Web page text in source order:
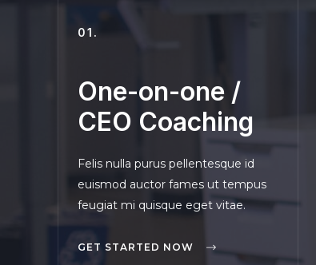
01.
One-on-one /
CEO Coaching
Felis nulla purus pellentesque id
euismod auctor fames ut tempus
feugiat mi quisque eget vitae.
GET STARTED NOW